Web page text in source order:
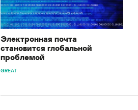
Электронная почта
становится глобальной
проблемой
GREAT